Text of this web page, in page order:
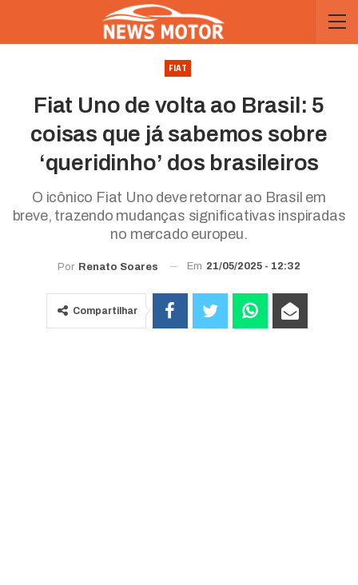
FIAT
Fiat Uno de volta ao Brasil: 5
coisas que já sabemos sobre
‘queridinho’ dos brasileiros
O icônico Fiat Uno deve retornar ao Brasil em
breve, trazendo mudanças significativas inspiradas
no mercado europeu.
Por Renato Soares Em 21/05/2025 - 12:32
Compartilhar